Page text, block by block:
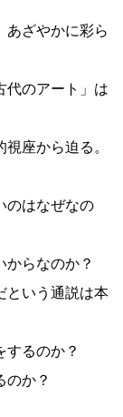
あざやかに彩ら
代のアート」は
座から迫る。
のはなぜなの
からなのか？
という通説は本
するのか？
のか？